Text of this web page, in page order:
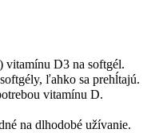
vitamínu D3 na softgél.
ľahko sa prehĺtajú.
vitamínu D.
na dlhodobé užívanie.